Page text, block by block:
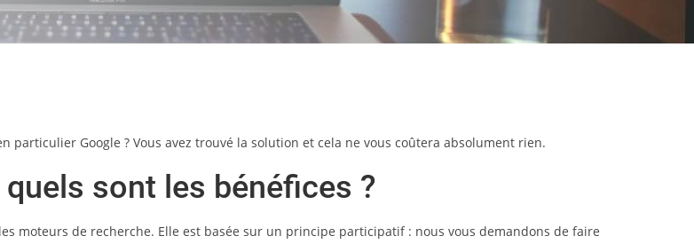
Google ? Vous avez trouvé la solution et cela ne vous coûtera absolument rien.
sont les bénéfices ?
moteurs de recherche. Elle est basée sur un principe participatif : nous vous demandons de faire